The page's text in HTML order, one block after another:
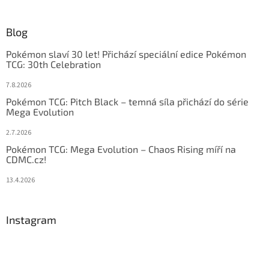
Blog
Pokémon slaví 30 let! Přichází speciální edice Pokémon
TCG: 30th Celebration
7.8.2026
Pokémon TCG: Pitch Black – temná síla přichází do série
Mega Evolution
2.7.2026
Pokémon TCG: Mega Evolution – Chaos Rising míří na
CDMC.cz!
13.4.2026
Instagram